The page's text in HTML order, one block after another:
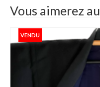
Vous aimerez
VENDU